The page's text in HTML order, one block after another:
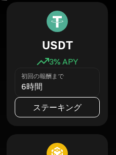
USDT
3% APY
初回の報酬まで
6時間
ステーキング